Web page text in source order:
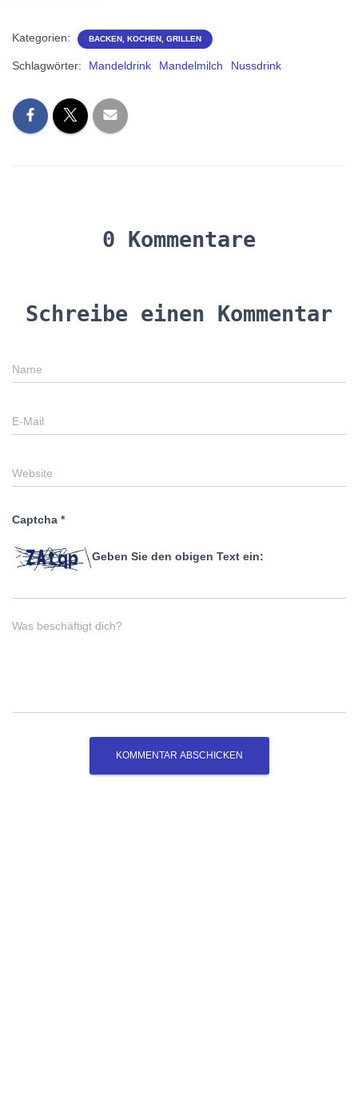
Kategorien: BACKEN, KOCHEN, GRILLEN
Schlagwörter: Mandeldrink Mandelmilch Nussdrink
0 Kommentare
Schreibe einen Kommentar
Name
E-Mail
Website
Captcha *
Geben Sie den obigen Text ein:
Was beschäftigt dich?